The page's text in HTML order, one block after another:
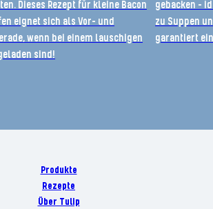
Dieses Rezept für kleine Bacon
eignet sich als Vor- und
wenn bei einem lauschigen
sind!
gebacken –
zu Suppen
garantiert
Produkte
Rezepte
Über Tulip